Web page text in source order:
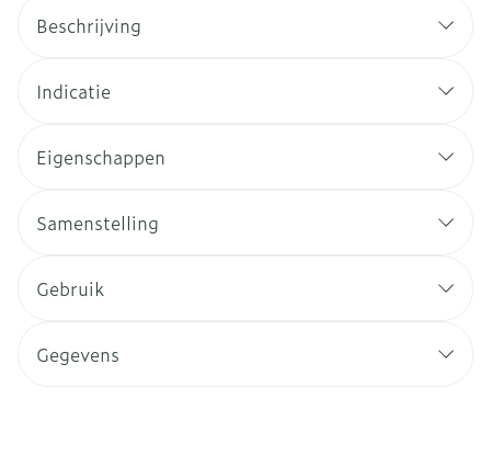
Beschrijving
Indicatie
Eigenschappen
Samenstelling
Gebruik
Gegevens